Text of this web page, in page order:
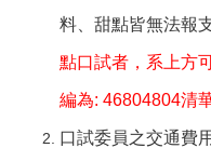
料、甜點皆無法報
點口試者，系上方
編為: 46804804清
口試委員之交通費